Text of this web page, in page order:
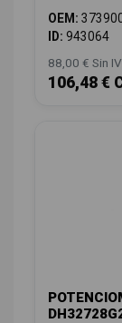
OEM:
ID: 943064
88,00 € Sin
106,48 €